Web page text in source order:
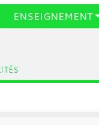
ENSEIGNEMENT